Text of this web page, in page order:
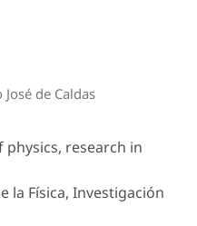
de Caldas
physics, research in
la Física, Investigación